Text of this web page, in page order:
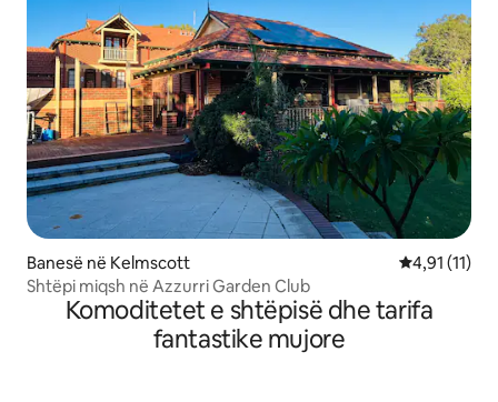
Banesë në Kelmscott Vlerësimi
4,91 (11)
Shtëpi miqsh në Azzurri Garden Club
Komoditetet e shtëpisë dhe tarifa
fantastike mujore